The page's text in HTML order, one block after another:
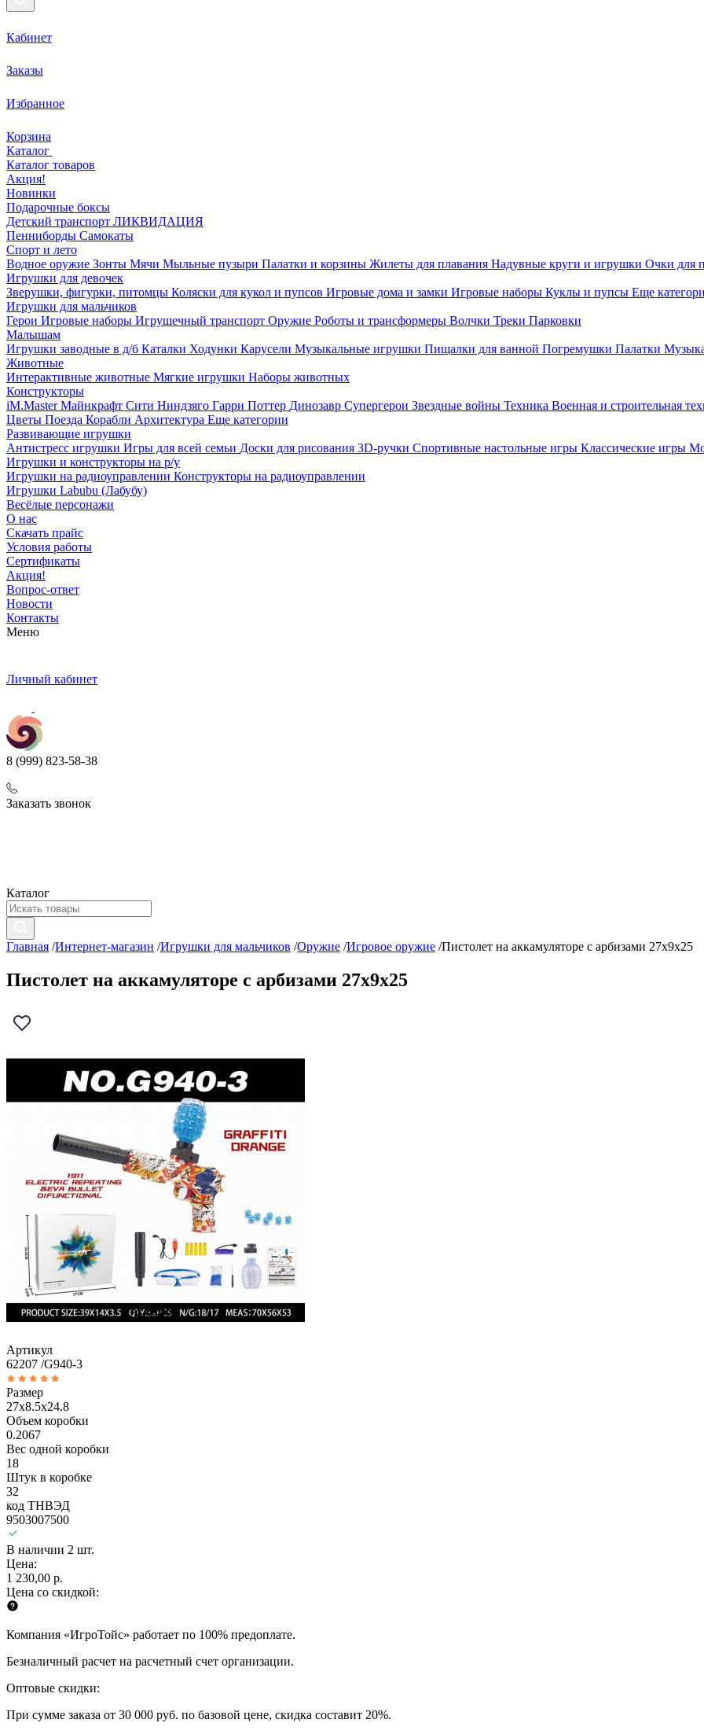
Кабинет
Заказы
Избранное
Корзина
Каталог
Каталог товаров
Акция!
Новинки
Подарочные боксы
Детский транспорт ЛИКВИДАЦИЯ
Пенниборды Самокаты
Спорт и лето
Водное оружие Зонты Мячи Мыльные пузыри Палатки и корзины Жилеты для плавания Надувные круги и игрушки Очки для
Игрушки для девочек
Зверушки, фигурки, питомцы Коляски для кукол и пупсов Игровые дома и замки Игровые наборы Куклы и пупсы Еще
Игрушки для мальчиков
Герои Игровые наборы Игрушечный транспорт Оружие Роботы и трансформеры Волчки Треки Парковки
Малышам
Игрушки заводные в д/б Каталки Ходунки Карусели Музыкальные игрушки Пищалки для ванной Погремушки Палатки
Животные
Интерактивные животные Мягкие игрушки Наборы животных
Конструкторы
iM.Master Майнкрафт Сити Ниндзяго Гарри Поттер Динозавр Супергерои Звездные войны Техника Военная и строительная
Цветы Поезда Корабли Архитектура Еще категории
Развивающие игрушки
Антистресс игрушки Игры для всей семьи Доски для рисования 3D-ручки Спортивные настольные игры Классические игры
Игрушки и конструкторы на р/у
Игрушки на радиоуправлении Конструкторы на радиоуправлении
Игрушки Labubu (Лабубу)
Весёлые персонажи
О нас
Скачать прайс
Условия работы
Сертификаты
Акция!
Вопрос-ответ
Новости
Контакты
Меню
Личный кабинет
8 (999) 823-58-38
Заказать звонок
Каталог
Главная /Интернет-магазин /Игрушки для мальчиков /Оружие /Игровое оружие /Пистолет на аккамуляторе с арбизами 27х9х25
Пистолет на аккамуляторе с арбизами 27х9х25
Артикул
62207 /G940-3
Размер
27x8.5x24.8
Объем коробки
0.2067
Вес одной коробки
18
Штук в коробке
32
код ТНВЭД
9503007500
В наличии 2 шт.
Цена:
1 230,00 р.
Цена со скидкой:
Компания «ИгроТойс» работает по 100% предоплате.
Безналичный расчет на расчетный счет организации.
Оптовые скидки:
При сумме заказа от 30 000 руб. по базовой цене, скидка составит 20%.